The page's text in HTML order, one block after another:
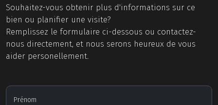
Souhaitez-vous obtenir plus d'informations sur ce
bien ou planifier une visite?
Remplissez le formulaire ci-dessous ou contactez-
nous directement, et nous serons heureux de vous
aider personellement.
Prénom